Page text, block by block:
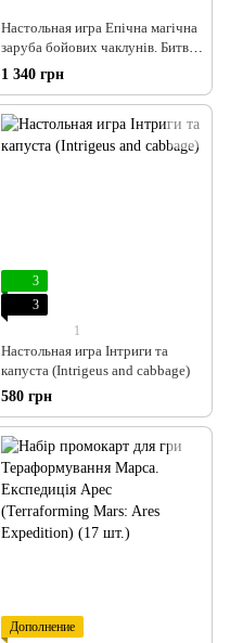
Настольная игра Епічна магічна
заруба бойових чаклунів. Битва
при горі Череповерла (Epic Spell
Wars of the Battle Wizards: Duel
at Mt. Skullzfyre)
1 340 грн
3
3
1
Настольная игра Інтриги та
капуста (Intrigeus and cabbage)
580 грн
Дополнение